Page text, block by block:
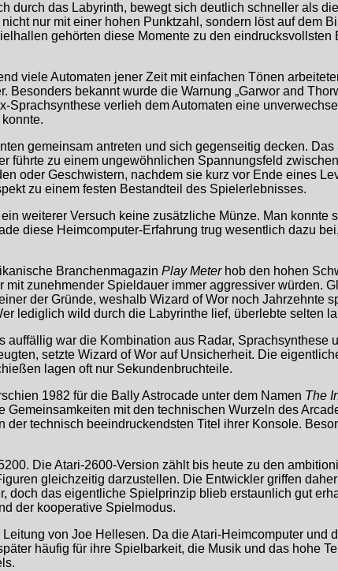
durch das Labyrinth, bewegt sich deutlich schneller als
nur mit einer hohen Punktzahl, sondern löst auf dem
gehörten diese Momente zu den eindrucksvollsten
viele Automaten jener Zeit mit einfachen Tönen
bekannt wurde die Warnung „Garwor and
verlieh dem Automaten eine
gemeinsam antreten und sich gegenseitig decken.
zu einem ungewöhnlichen Spannungsfeld
oder Geschwistern, nachdem sie kurz vor Ende eines
zu einem festen Bestandteil des Spielerlebnisses.
weiterer Versuch keine zusätzliche Münze. Man konnte
diese Heimcomputer-Erfahrung trug wesentlich dazu
Branchenmagazin Play Meterhob den hohen
zunehmender Spieldauer immer aggressiver würden.
der Gründe, weshalb Wizard of Wor noch Jahrzehnte
lediglich wild durch die Labyrinthe lief, überlebte selten
auffällig war die Kombination aus Radar, Sprachsynthese
setzte Wizard of Wor auf Unsicherheit. Die
lagen oft nur Sekundenbruchteile.
1982 für die Bally Astrocade unter dem Namen The
mit den technischen Wurzeln des
technisch beeindruckendsten Titel ihrer Konsole.
Die Atari-2600-Version zählt bis heute zu den
gleichzeitig darzustellen. Die Entwickler griffen
das eigentliche Spielprinzip blieb erstaunlich gut
der kooperative Spielmodus.
von Joe Hellesen. Da die Atari-Heimcomputer und
häufig für ihre Spielbarkeit, die Musik und das hohe